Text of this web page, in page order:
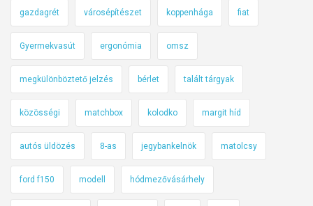
l
a
l
ó
gazdagrét városépítészet koppenhága fiat
Gyermekvasút ergonómia omsz
megkülönböztető jelzés bérlet talált tárgyak
közösségi matchbox kolodko margit híd
autós üldözés 8-as jegybankelnök matolcsy
ford f150 modell hódmezővásárhely